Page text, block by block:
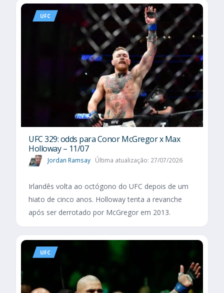
UFC
UFC 329: odds para Conor McGregor x Max
Holloway – 11/07
Jordan Ramsay Última atualização: 27/07/2026
Irlandês volta ao octógono do UFC depois de um
hiato de cinco anos. Holloway tenta a revanche
após ser derrotado por McGregor em 2013.
UFC